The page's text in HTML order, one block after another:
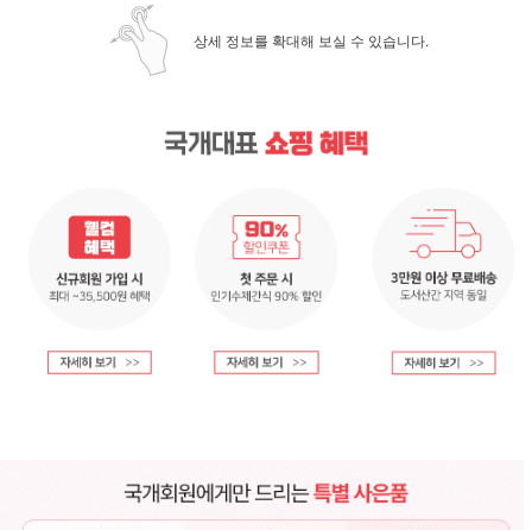
상세 정보를 확대해 보실 수 있습니다.